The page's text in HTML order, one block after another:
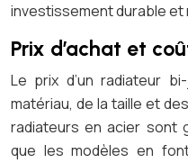
investissement durable
Prix d’achat et
Le prix d’un radiateur
matériau, de la taille et
radiateurs en acier sont
que les modèles en